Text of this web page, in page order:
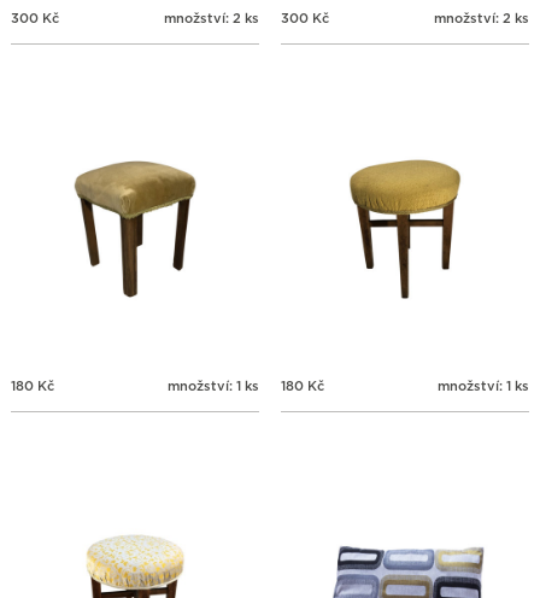
300 Kč množství: 2 ks 300 Kč množství: 2 ks
180 Kč množství: 1 ks 180 Kč množství: 1 ks